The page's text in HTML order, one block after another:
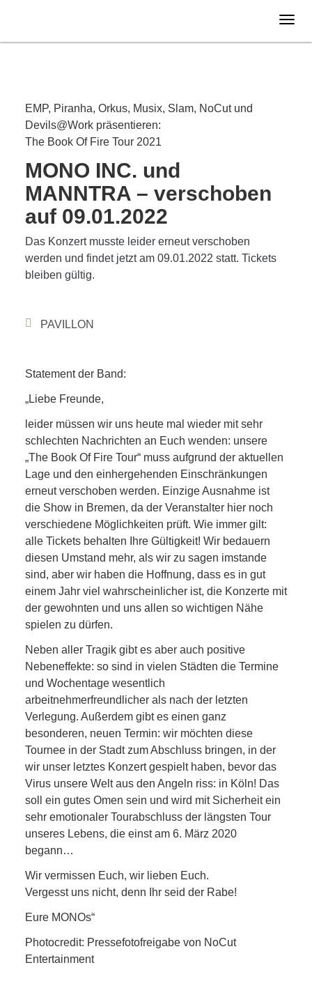
VERLEGT
29.04.
EMP, Piranha, Orkus, Musix, Slam, NoCut und
Devils@Work präsentieren:
The Book Of Fire Tour 2021
MONO INC. und
MANNTRA – verschoben
auf 09.01.2022
Das Konzert musste leider erneut verschoben
werden und findet jetzt am 09.01.2022 statt. Tickets
bleiben gültig.
PAVILLON
Statement der Band:
„Liebe Freunde,
leider müssen wir uns heute mal wieder mit sehr
schlechten Nachrichten an Euch wenden: unsere
„The Book Of Fire Tour“ muss aufgrund der aktuellen
Lage und den einhergehenden Einschränkungen
erneut verschoben werden. Einzige Ausnahme ist
die Show in Bremen, da der Veranstalter hier noch
verschiedene Möglichkeiten prüft. Wie immer gilt:
alle Tickets behalten Ihre Gültigkeit! Wir bedauern
diesen Umstand mehr, als wir zu sagen imstande
sind, aber wir haben die Hoffnung, dass es in gut
einem Jahr viel wahrscheinlicher ist, die Konzerte mit
der gewohnten und uns allen so wichtigen Nähe
spielen zu dürfen.
Neben aller Tragik gibt es aber auch positive
Nebeneffekte: so sind in vielen Städten die Termine
und Wochentage wesentlich
arbeitnehmerfreundlicher als nach der letzten
Verlegung. Außerdem gibt es einen ganz
besonderen, neuen Termin: wir möchten diese
Tournee in der Stadt zum Abschluss bringen, in der
wir unser letztes Konzert gespielt haben, bevor das
Virus unsere Welt aus den Angeln riss: in Köln! Das
soll ein gutes Omen sein und wird mit Sicherheit ein
sehr emotionaler Tourabschluss der längsten Tour
unseres Lebens, die einst am 6. März 2020
begann…
Wir vermissen Euch, wir lieben Euch.
Vergesst uns nicht, denn Ihr seid der Rabe!
Eure MONOs“
Photocredit: Pressefotofreigabe von NoCut
Entertainment